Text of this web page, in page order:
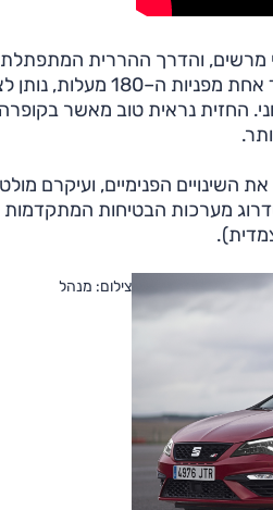
מרשים, והדרך ההררית
איברים. קורטדו בקפה
החזית נראית טוב מאשר
הפנימיים, ועיקרם
מערכות הבטיחות
צילום: מנהל